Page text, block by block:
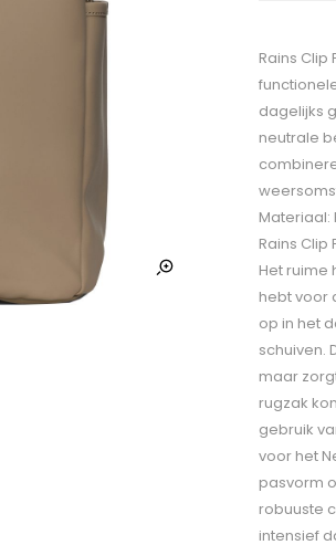
Rains Clip
dagelijks
neutrale
Materiaal:
Rains
Het ruime
hebt voor
op in het
schuiven.
maar
rugzak
gebruik
voor het
pasvorm
robuuste
intensief